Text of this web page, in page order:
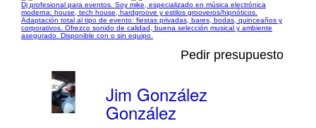
Dj profesional para eventos. Soy mike, especializado en música electrónica
moderna: house, tech house, hardgroove y estilos grooveros/hipnóticos.
Adaptación total al tipo de evento: fiestas privadas, bares, bodas, quinceaños y
corporativos. Ofrezco sonido de calidad, buena selección musical y ambiente
asegurado. Disponible con o sin equipo.
Pedir presupuesto
Jim González
González